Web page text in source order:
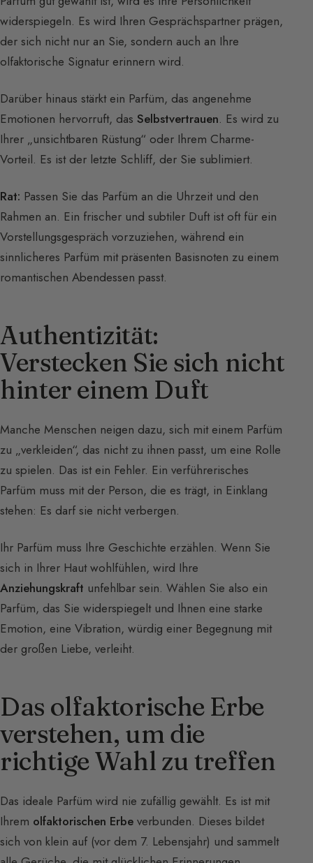
widerspiegeln. Es wird Ihren Gesprächspartner prägen,
der sich nicht nur an Sie, sondern auch an Ihre
olfaktorische Signatur erinnern wird.
Darüber hinaus stärkt ein Parfüm, das angenehme
Emotionen hervorruft, das Selbstvertrauen. Es wird zu
Ihrer „unsichtbaren Rüstung“ oder Ihrem Charme-
Vorteil. Es ist der letzte Schliff, der Sie sublimiert.
Rat: Passen Sie das Parfüm an die Uhrzeit und den
Rahmen an. Ein frischer und subtiler Duft ist oft für ein
Vorstellungsgespräch vorzuziehen, während ein
sinnlicheres Parfüm mit präsenten Basisnoten zu einem
romantischen Abendessen passt.
Authentizität:
Verstecken Sie sich nicht
hinter einem Duft
Manche Menschen neigen dazu, sich mit einem Parfüm
zu „verkleiden“, das nicht zu ihnen passt, um eine Rolle
zu spielen. Das ist ein Fehler. Ein verführerisches
Parfüm muss mit der Person, die es trägt, in Einklang
stehen: Es darf sie nicht verbergen.
Ihr Parfüm muss Ihre Geschichte erzählen. Wenn Sie
sich in Ihrer Haut wohlfühlen, wird Ihre
Anziehungskraft unfehlbar sein. Wählen Sie also ein
Parfüm, das Sie widerspiegelt und Ihnen eine starke
Emotion, eine Vibration, würdig einer Begegnung mit
der großen Liebe, verleiht.
Das olfaktorische Erbe
verstehen, um die
richtige Wahl zu treffen
Das ideale Parfüm wird nie zufällig gewählt. Es ist mit
Ihrem olfaktorischen Erbe verbunden. Dieses bildet
sich von klein auf (vor dem 7. Lebensjahr) und sammelt